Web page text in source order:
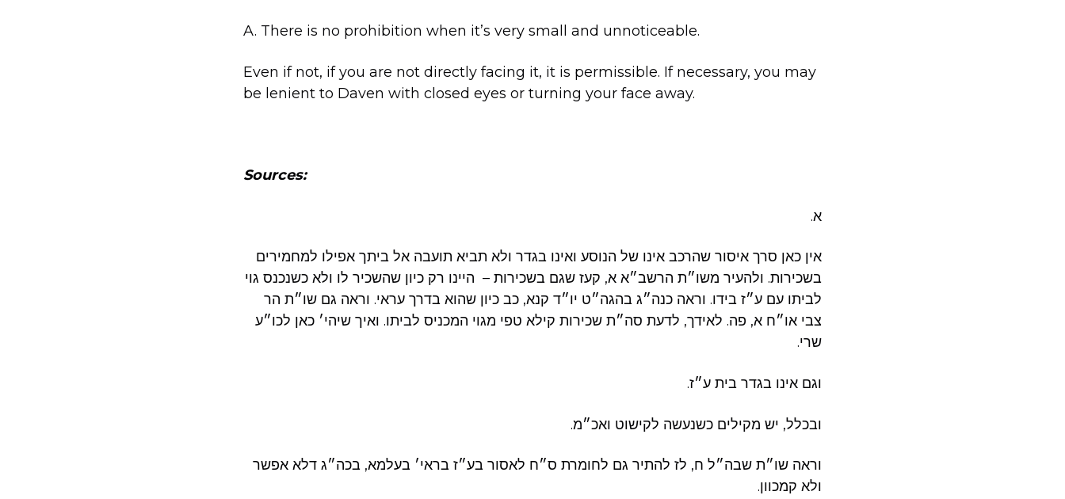
A. There is no prohibition when it’s very small and unnoticeable.
Even if not, if you are not directly facing it, it is permissible. If necessary, you may
be lenient to Daven with closed eyes or turning your face away.
Sources:
א.
אין כאן סרך איסור שהרכב אינו של הנוסע ואינו בגדר ולא תביא תועבה אל ביתך אפילו למחמירים
בשכירות. ולהעיר משו״ת הרשב״א א, קעז שגם בשכירות – היינו רק כיון שהשכיר לו ולא כשנכנס גוי
לביתו עם ע״ז בידו. וראה כנה״ג בהגה״ט יו״ד קנא, כב כיון שהוא בדרך עראי. וראה גם שו״ת הר
צבי או״ח א, פה. לאידך, לדעת סה״ת שכירות קילא טפי מגוי המכניס לביתו. ואיך שיהי׳ כאן לכו״ע
שרי.
וגם אינו בגדר בית ע״ז.
ובכלל, יש מקילים כשנעשה לקישוט ואכ״מ.
וראה שו״ת שבה״ל ח, לז להתיר גם לחומרת ס״ח לאסור בע״ז בראי׳ בעלמא, בכה״ג דלא אפשר
ולא קמכוון.